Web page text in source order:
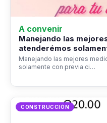
A convenir
Manejando las
atenderémos
Manejando las mejores
solamente con previa ci…
CONSTRUCCIÓN